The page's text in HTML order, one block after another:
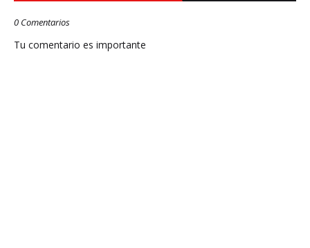
0 Comentarios
Tu comentario es importante